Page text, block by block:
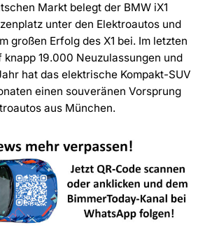
Markt belegt der BMW iX1
unter den Elektroautos und
großen Erfolg des X1 bei. Im letzten
knapp 19.000 Neuzulassungen und
hat das elektrische Kompakt-SUV
einen souveränen Vorsprung
aus München.